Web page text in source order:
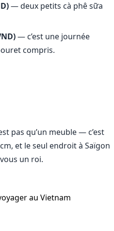
— deux petits cà phê sữa
— c’est une journée
compris.
pas qu’un meuble — c’est
et le seul endroit à Saïgon
un roi.
au Vietnam